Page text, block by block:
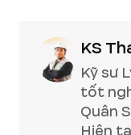
KS
Kỹ sư
tốt
Quân